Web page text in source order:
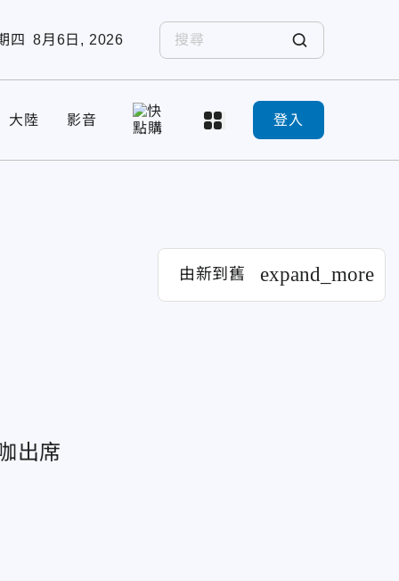
四 8月6日, 2026
大陸 影音 登入
由新到舊 expand_more
出席